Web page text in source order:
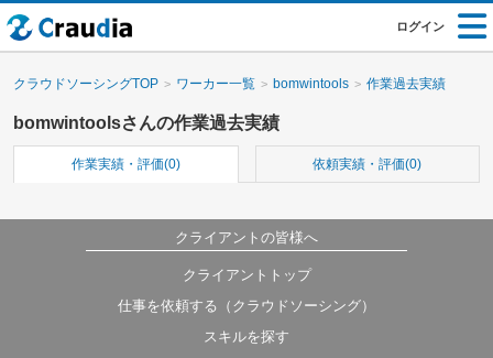
ログイン
クラウドソーシングTOP ワーカー一覧 bomwintools 作業過去実績
bomwintoolsさんの作業過去実績
作業実績・評価(0) 依頼実績・評価(0)
クライアントの皆様へ
クライアントトップ
仕事を依頼する（クラウドソーシング）
スキルを探す